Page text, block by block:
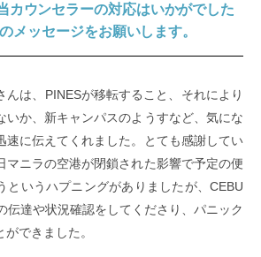
カウンセラーの対応はいかがでした
メッセージをお願いします。
んは、PINESが移転すること、それにより
いか、新キャンパスのようすなど、気にな
速に伝えてくれました。とても感謝してい
マニラの空港が閉鎖された影響で予定の便
というハプニングがありましたが、CEBU
伝達や状況確認をしてくださり、パニック
できました。